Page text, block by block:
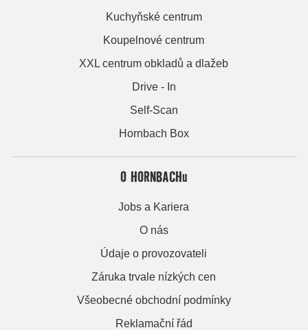
Kuchyňské centrum
Koupelnové centrum
XXL centrum obkladů a dlažeb
Drive - In
Self-Scan
Hornbach Box
O HORNBACHu
Jobs a Kariera
O nás
Údaje o provozovateli
Záruka trvale nízkých cen
Všeobecné obchodní podmínky
Reklamační řád